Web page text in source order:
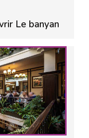
Le banyan